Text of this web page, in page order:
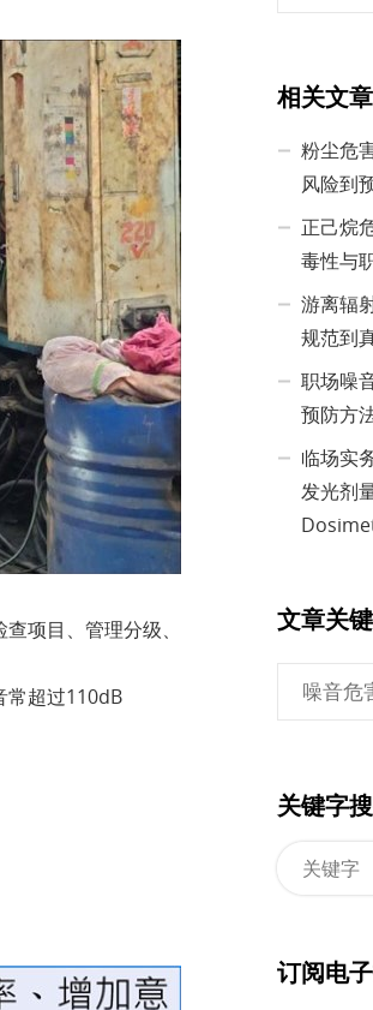
项目、管理分级、
常超过110dB
相关文章
粉尘危
风险到
正己烷
毒性与
游离辐
规范到
职场噪
预防方
临场实
发光剂
文章关
噪音危
关键字
订阅电